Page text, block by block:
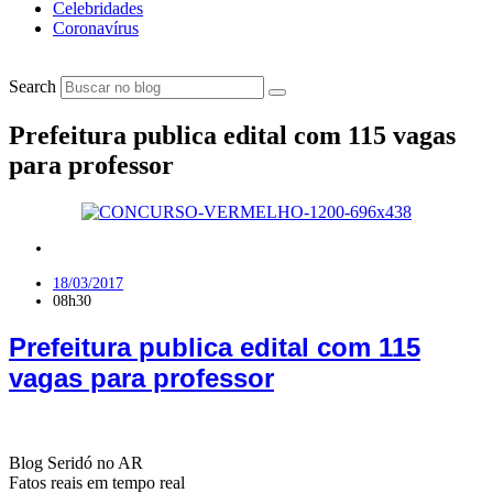
Celebridades
Coronavírus
Search
Prefeitura publica edital com 115 vagas
para professor
18/03/2017
08h30
Prefeitura publica edital com 115
vagas para professor
Blog Seridó no AR
Fatos reais em tempo real